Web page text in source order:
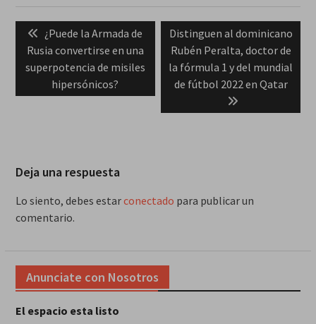
Navegación
de
entradas
Previous
post:
¿Puede la Armada de
Rusia convertirse en una
superpotencia de misiles
hipersónicos?
Next
post:
Distinguen al dominicano
Rubén Peralta, doctor de
la fórmula 1 y del mundial
de fútbol 2022 en Qatar
Deja una respuesta
Lo siento, debes estarconectado para publicar un
comentario.
Anunciate con Nosotros
El espacio esta listo